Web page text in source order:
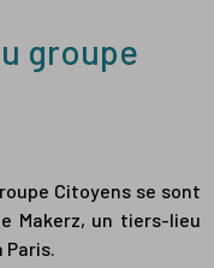
groupe
Citoyens se sont
Makerz, un tiers-lieu